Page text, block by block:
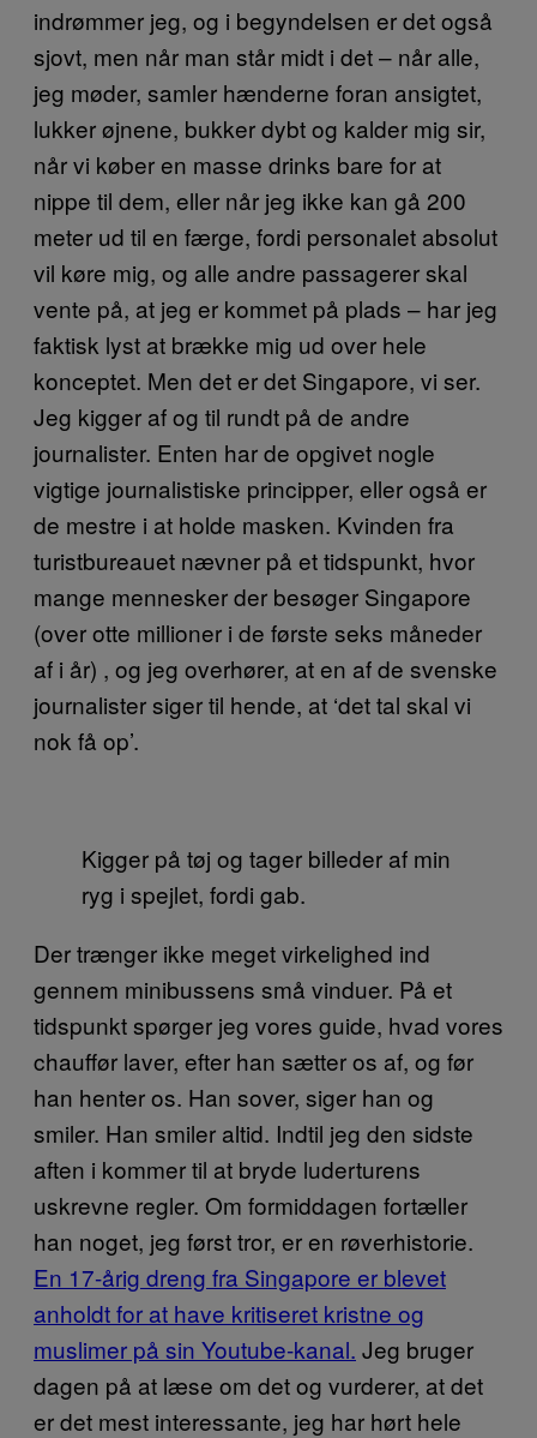
indrømmer jeg, og i begyndelsen er det også
sjovt, men når man står midt i det – når alle,
jeg møder, samler hænderne foran ansigtet,
lukker øjnene, bukker dybt og kalder mig sir,
når vi køber en masse drinks bare for at
nippe til dem, eller når jeg ikke kan gå 200
meter ud til en færge, fordi personalet absolut
vil køre mig, og alle andre passagerer skal
vente på, at jeg er kommet på plads – har jeg
faktisk lyst at brække mig ud over hele
konceptet. Men det er det Singapore, vi ser.
Jeg kigger af og til rundt på de andre
journalister. Enten har de opgivet nogle
vigtige journalistiske principper, eller også er
de mestre i at holde masken. Kvinden fra
turistbureauet nævner på et tidspunkt, hvor
mange mennesker der besøger Singapore
(over otte millioner i de første seks måneder
af i år) , og jeg overhører, at en af de svenske
journalister siger til hende, at ‘det tal skal vi
nok få op’.
Kigger på tøj og tager billeder af min
ryg i spejlet, fordi gab.
Der trænger ikke meget virkelighed ind
gennem minibussens små vinduer. På et
tidspunkt spørger jeg vores guide, hvad vores
chauffør laver, efter han sætter os af, og før
han henter os. Han sover, siger han og
smiler. Han smiler altid. Indtil jeg den sidste
aften i kommer til at bryde luderturens
uskrevne regler. Om formiddagen fortæller
han noget, jeg først tror, er en røverhistorie.
En 17-årig dreng fra Singapore er blevet
anholdt for at have kritiseret kristne og
muslimer på sin Youtube-kanal. Jeg bruger
dagen på at læse om det og vurderer, at det
er det mest interessante, jeg har hørt hele